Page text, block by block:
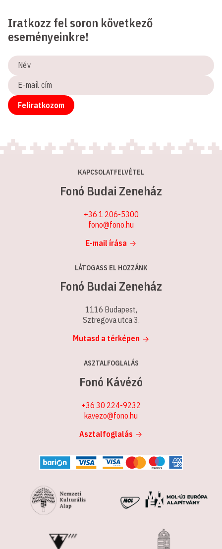
Iratkozz fel soron következő
eseményeinkre!
Név
E-
mail
cím
Feliratkozom
KAPCSOLATFELVÉTEL
Fonó Budai Zeneház
+36 1 206-5300
fono@fono.hu
E-mail írása
LÁTOGASS EL HOZZÁNK
Fonó Budai Zeneház
1116 Budapest,
Sztregova utca 3.
Mutasd a térképen
ASZTALFOGLALÁS
Fonó Kávézó
+36 30 224-9232
kavezo@fono.hu
Asztalfoglalás